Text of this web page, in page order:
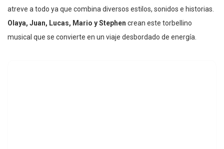
atreve a todo ya que combina diversos estilos, sonidos e historias.
Olaya, Juan, Lucas, Mario y Stephen crean este torbellino
musical que se convierte en un viaje desbordado de energía.